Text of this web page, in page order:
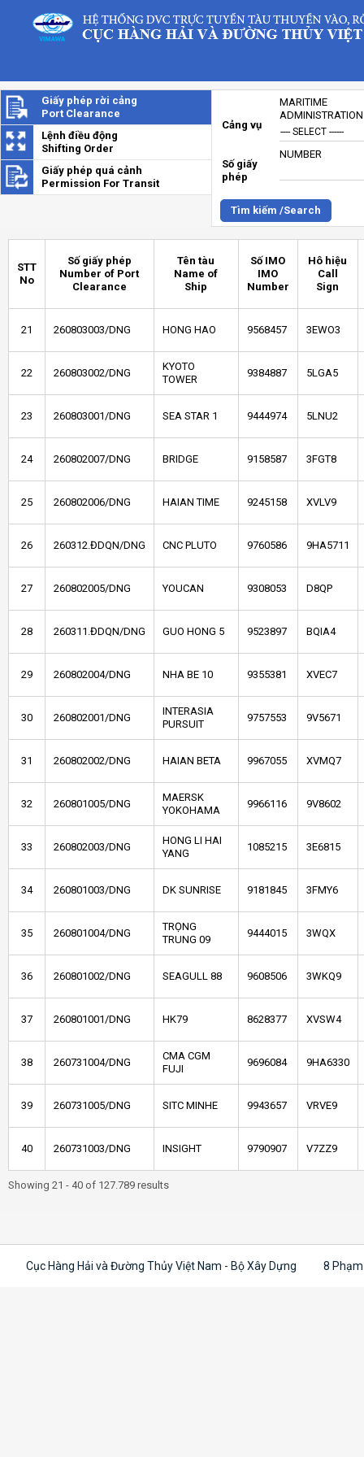
Giấy phép rời cảng
Port Clearance
Lệnh điều động
Shifting Order
Giấy phép quá cảnh
Permission For Transit
Cảng vụ
MARITIME
Số giấy
phép
NUMBER
Tìm kiếm /Search
STT
No
Số giấy phép
Number of Port
Clearance
Tên tàu
Name of
Ship
Số IMO
IMO
Number
Hô hiệu
Call
Sign
21 260803003/DNG HONG HAO 9568457 3EWO3
22 260803002/DNG
KYOTO
TOWER
9384887 5LGA5
23 260803001/DNG SEA STAR 1 9444974 5LNU2
24 260802007/DNG BRIDGE 9158587 3FGT8
25 260802006/DNG HAIAN TIME 9245158 XVLV9
26 260312.ĐDQN/DNG CNC PLUTO 9760586 9HA5711
27 260802005/DNG YOUCAN 9308053 D8QP
28 260311.ĐDQN/DNG GUO HONG 5 9523897 BQIA4
29 260802004/DNG NHA BE 10 9355381 XVEC7
30 260802001/DNG
INTERASIA
PURSUIT
9757553 9V5671
31 260802002/DNG HAIAN BETA 9967055 XVMQ7
32 260801005/DNG
MAERSK
YOKOHAMA
9966116 9V8602
33 260802003/DNG
HONG LI HAI
YANG
1085215 3E6815
34 260801003/DNG DK SUNRISE 9181845 3FMY6
35 260801004/DNG
TRỌNG
TRUNG 09
9444015 3WQX
36 260801002/DNG SEAGULL 88 9608506 3WKQ9
37 260801001/DNG HK79 8628377 XVSW4
38 260731004/DNG
CMA CGM
FUJI
9696084 9HA6330
39 260731005/DNG SITC MINHE 9943657 VRVE9
40 260731003/DNG INSIGHT 9790907 V7ZZ9
Showing 21 - 40 of 127.789 results
Cục Hàng Hải và Đường Thủy Việt Nam - Bộ Xây Dựng 8 Phạm